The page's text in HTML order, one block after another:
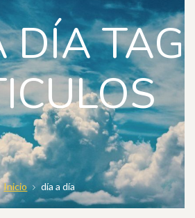
DÍA TAG
Inicio día a día